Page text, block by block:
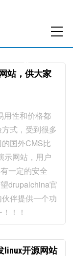
站，供大家
用性和价格都
式，受到很多
国外CMS比
示网站，用户
一定的安全
drupalchina官
伴提供一个功
！！
linux开源网站